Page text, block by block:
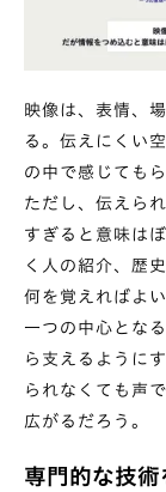
映像は、表情、
る。伝えにくい
の中で感じてもら
ただし、伝えら
すぎると意味は
く人の紹介、歴
何を覚えればよ
一つの中心とな
ら支えるように
られなくても声
広がるだろう。
専門的な技